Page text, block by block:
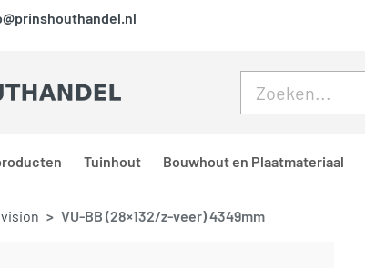
Tuinhout Bouwhout en Plaatmateriaal
VU-BB (28×132/z-veer) 4349mm